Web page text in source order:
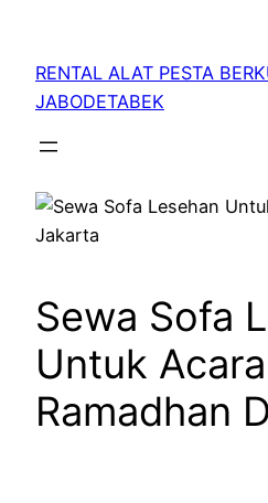
RENTAL ALAT PESTA
JABODETABEK
Sewa Sofa
Untuk Acara
Ramadhan